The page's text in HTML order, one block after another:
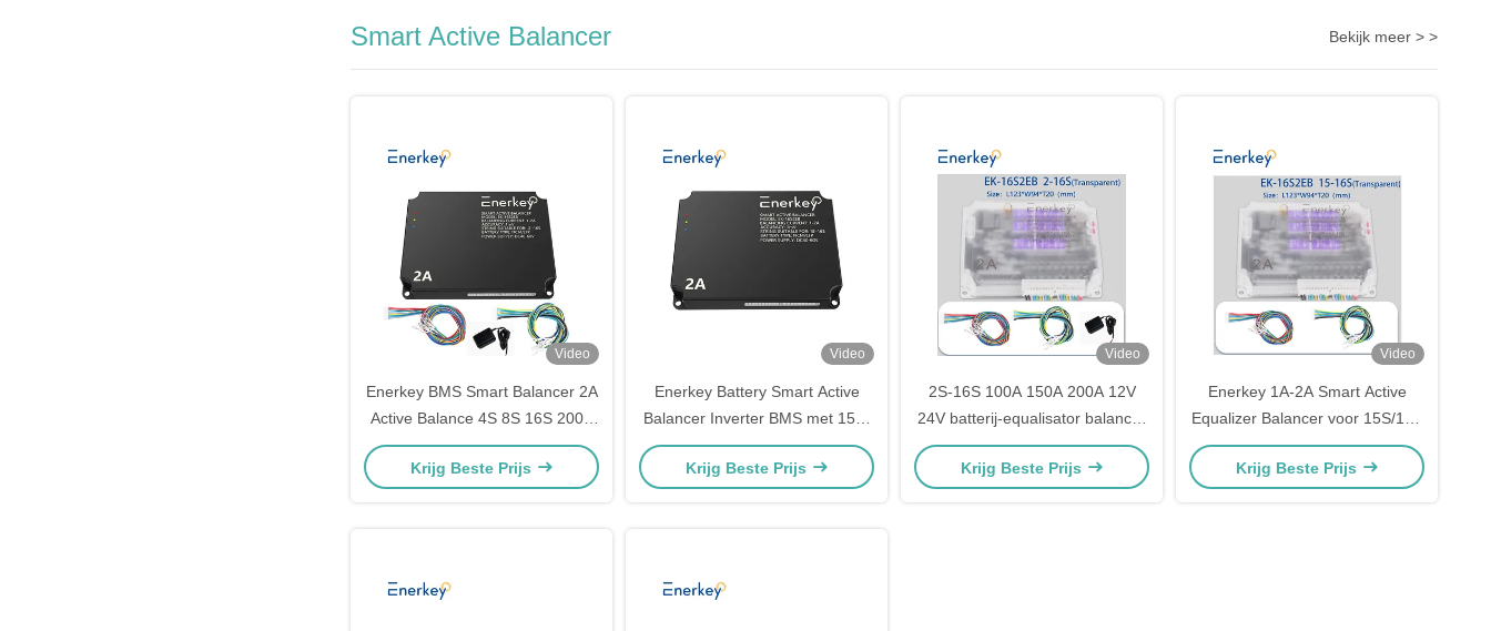
Smart Active Balancer Bekijk meer > >
Video
Enerkey BMS Smart Balancer 2A
Active Balance 4S 8S 16S 200A
2V-100V voor Power Bank
Lifepo4/Li-ion batterij
Krijg Beste Prijs
Video
Enerkey Battery Smart Active
Balancer Inverter BMS met 15S-
16S 100A 150A met 2A Balance
Current
Krijg Beste Prijs
Video
2S-16S 100A 150A 200A 12V
24V batterij-equalisator balancer
voor Lifepo4/Li-ion batterijen
Krijg Beste Prijs
Video
Enerkey 1A-2A Smart Active
Equalizer Balancer voor 15S/16S
Lifepo4/Li-ion batterij
Krijg Beste Prijs